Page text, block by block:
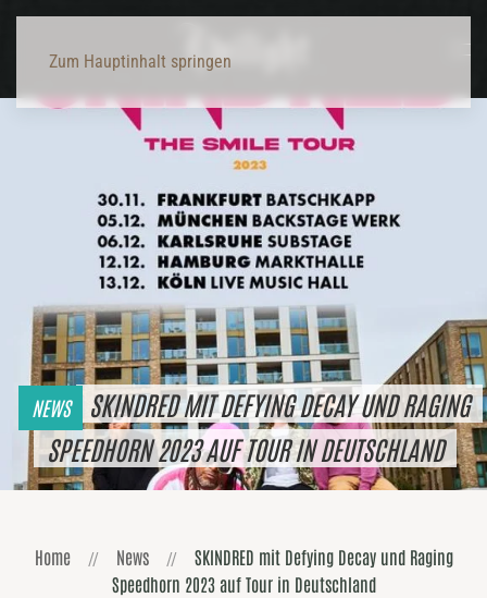
Zum Hauptinhalt springen
NEWS
SKINDRED MIT DEFYING DECAY UND RAGING
SPEEDHORN 2023 AUF TOUR IN DEUTSCHLAND
Home News
SKINDRED mit Defying Decay und Raging
Speedhorn 2023 auf Tour in Deutschland